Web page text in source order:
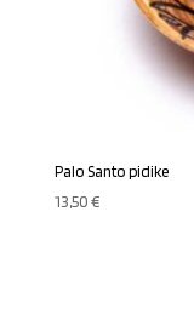
Palo Santo pidike
13,50€